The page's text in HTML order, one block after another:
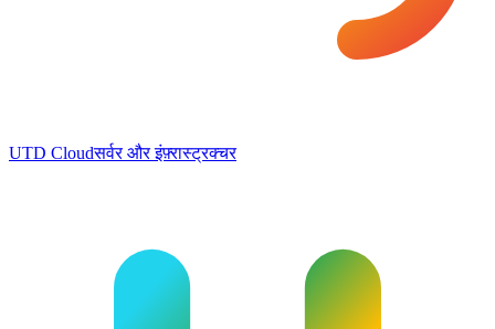
UTD Cloudसर्वर और इंफ़्रास्ट्रक्चर